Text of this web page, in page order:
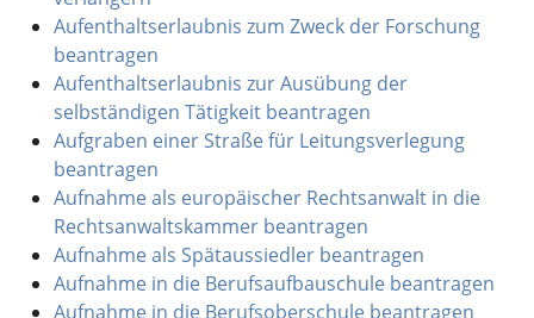
Aufenthaltserlaubnis zum Zweck der Forschung
beantragen
Aufenthaltserlaubnis zur Ausübung der
selbständigen Tätigkeit beantragen
Aufgraben einer Straße für Leitungsverlegung
beantragen
Aufnahme als europäischer Rechtsanwalt in die
Rechtsanwaltskammer beantragen
Aufnahme als Spätaussiedler beantragen
Aufnahme in die Berufsaufbauschule beantragen
Aufnahme in die Berufsoberschule beantragen